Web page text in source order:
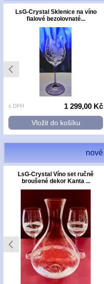
LsG-Crystal Sklenice na víno
fialové bezolovnaté...
s DPH 1 299,00 Kč
Vložit do košíku
LsG-Crystal Víno set ručně
broušené dekor Kanta ...